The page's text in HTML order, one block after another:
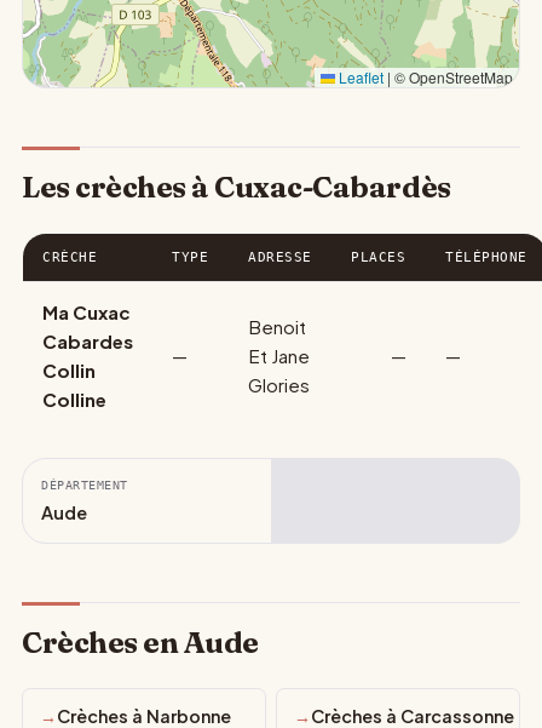
Leaflet | © OpenStreetMap
Les crèches à Cuxac-Cabardès
CRÈCHE TYPE ADRESSE PLACES TÉLÉPHONE
Ma Cuxac
Cabardes
Collin
Colline
—
Benoit
Et Jane
Glories
— —
DÉPARTEMENT
Aude
Crèches en Aude
Crèches à Narbonne Crèches à Carcassonne